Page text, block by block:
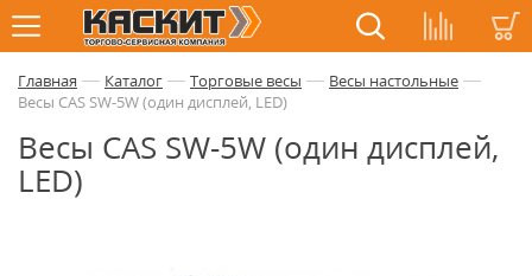
Главная — Каталог — Торговые весы — Весы настольные —
Весы CAS SW-5W (один дисплей, LED)
Весы CAS SW-5W (один дисплей,
LED)